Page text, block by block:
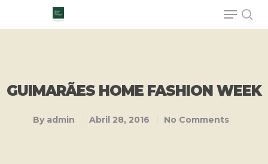
GUIMARÃES HOME FASHION WEEK
By admin Abril 28, 2016 No Comments